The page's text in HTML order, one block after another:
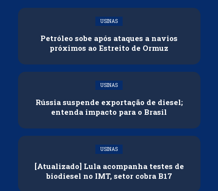
USINAS
Petróleo sobe após ataques a navios
próximos ao Estreito de Ormuz
USINAS
Rússia suspende exportação de diesel;
entenda impacto para o Brasil
USINAS
[Atualizado] Lula acompanha testes de
biodiesel no IMT, setor cobra B17